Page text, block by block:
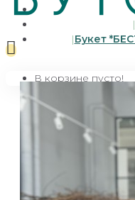
В корзине пусто!
Букет